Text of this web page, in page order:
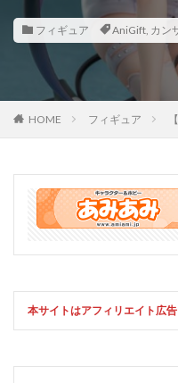
フィギュア AniGift, カン
HOME フィギュア
本サイトはアフィリエイト広告